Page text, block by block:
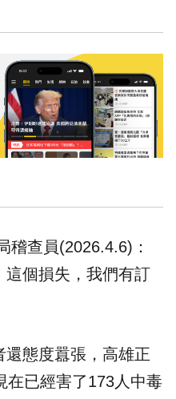
稽查員(2026.4.6)：
這個損失，我們有訂
態度囂張，高雄正
在已經害了173人中毒